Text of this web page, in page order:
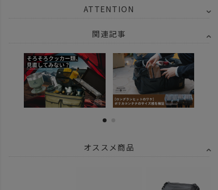
ATTENTION
関連記事
オススメ商品